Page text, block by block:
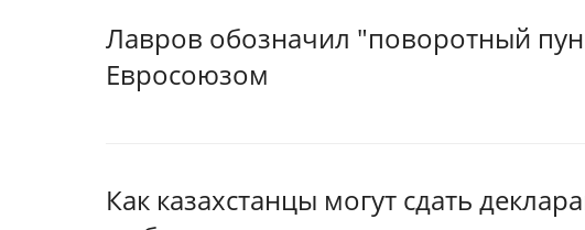
Лавров обозначил "поворотный
Евросоюзом
Как казахстанцы могут сдать